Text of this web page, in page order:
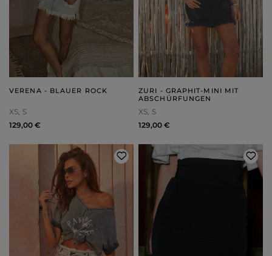
VERENA - BLAUER ROCK
XS S
129,00 €
ZURI - GRAPHIT-MINI MIT
ABSCHÜRFUNGEN
XS S
129,00 €